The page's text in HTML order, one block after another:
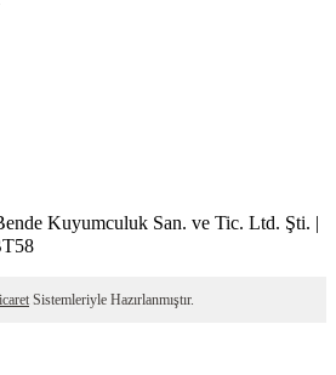
Kuyumculuk San. ve Tic. Ltd. Şti. |
Sistemleriyle Hazırlanmıştır.